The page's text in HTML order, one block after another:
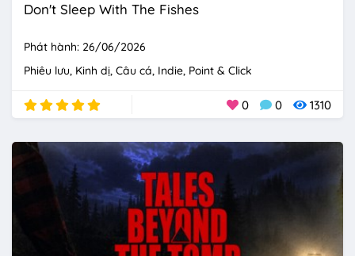
Don't Sleep With The Fishes
Phát hành: 26/06/2026
Phiêu lưu Kinh dị Câu cá Indie Point & Click
0 0 1310